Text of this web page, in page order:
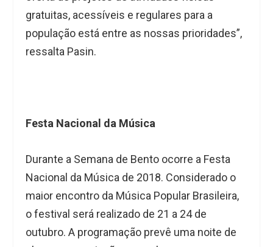
gratuitas, acessíveis e regulares para a
população está entre as nossas prioridades”,
ressalta Pasin.
Festa Nacional da Música
Durante a Semana de Bento ocorre a Festa
Nacional da Música de 2018. Considerado o
maior encontro da Música Popular Brasileira,
o festival será realizado de 21 a 24 de
outubro. A programação prevê uma noite de